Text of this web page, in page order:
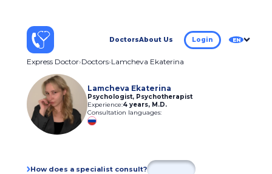
DoctorsAbout Us Login EN
Express Doctor Doctors Lamcheva Ekaterina
Lamcheva Ekaterina
Psychologist, Psychotherapist
Experience:4 years, M.D.
Consultation languages:
How does a specialist consult?